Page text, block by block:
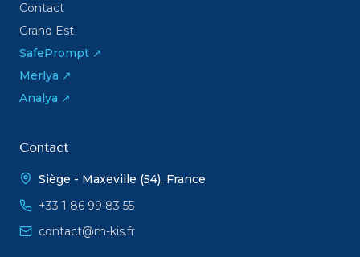
Contact
Grand Est
SafePrompt ↗
Merlya ↗
Analya ↗
Contact
Siège - Maxeville (54), France
+33 1 86 99 83 55
contact@m-kis.fr